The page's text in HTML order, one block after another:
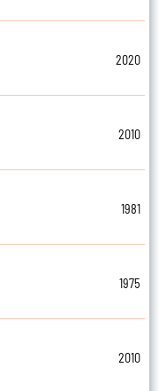
2020
2010
1981
1975
2010